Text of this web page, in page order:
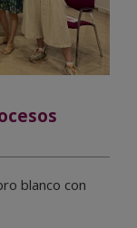
blanco con